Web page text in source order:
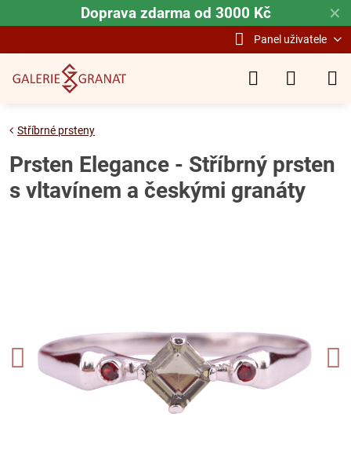
✕
Doprava zdarma od 3000 Kč
Panel uživatele
Stříbrné prsteny
Prsten Elegance - Stříbrný prsten
s vltavínem a českými granáty